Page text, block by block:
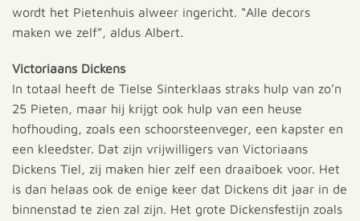
wordt het Pietenhuis alweer ingericht. “Alle decors
maken we zelf”, aldus Albert.
Victoriaans Dickens
In totaal heeft de Tielse Sinterklaas straks hulp van zo’n
25 Pieten, maar hij krijgt ook hulp van een heuse
hofhouding, zoals een schoorsteenveger, een kapster en
een kleedster. Dat zijn vrijwilligers van Victoriaans
Dickens Tiel, zij maken hier zelf een draaiboek voor. Het
is dan helaas ook de enige keer dat Dickens dit jaar in de
binnenstad te zien zal zijn. Het grote Dickensfestijn zoals